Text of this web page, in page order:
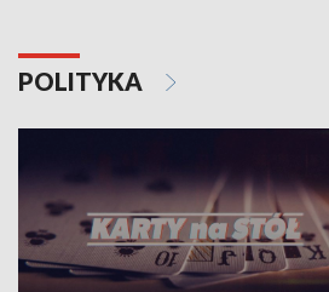
POLITYKA